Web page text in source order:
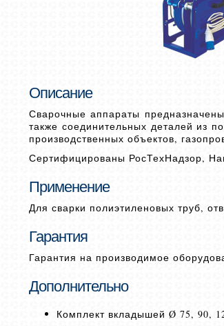
Описание
Сварочные аппараты
также соединительных деталей из
производственных объектов,
Сертифицированы РосТехНадзор,
Применение
Для сварки полиэтиленовых труб,
Гарантия
Гарантия на производимое
Дополнительно
Комплект вкладышей Ø 75, 90,